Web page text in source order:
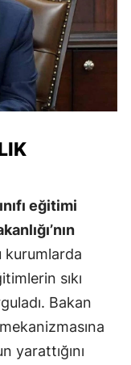
eğitimi
kurumlarda
sıkı
Bakan
yarattığını